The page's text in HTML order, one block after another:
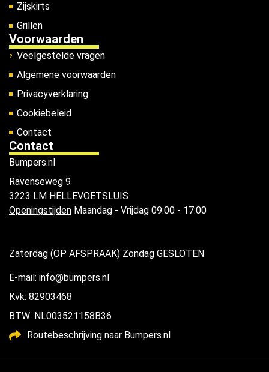
Zijskirts
Grillen
Voorwaarden
Veelgestelde vragen
Algemene voorwaarden
Privacyverklaring
Cookiebeleid
Contact
Contact
Bumpers.nl
Ravenseweg 9
3223 LM HELLEVOETSLUIS
Openingstijden Maandag - Vrijdag 09:00 - 17:00
Zaterdag (OP AFSPRAAK) Zondag GESLOTEN
E-mail: info@bumpers.nl
Kvk: 82903468
BTW: NL003521158B36
Routebeschrijving naar Bumpers.nl